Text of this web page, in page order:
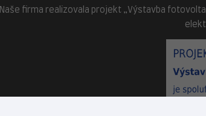
Naše firma realizovala projekt „Výstavba